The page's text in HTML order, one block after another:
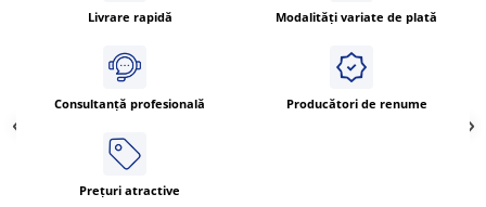
Livrare rapidă Modalități variate de plată
Consultanță profesională Producători de renume
Prețuri atractive